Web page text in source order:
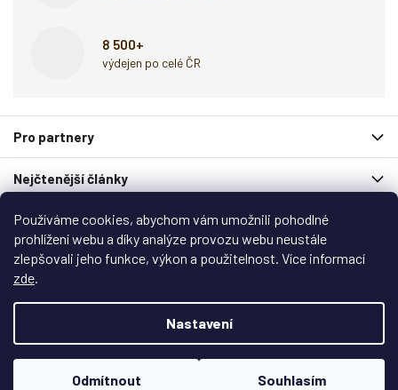
Používáme cookies, abychom vám umožnili pohodlné
prohlížení webu a díky analýze provozu webu neustále
zlepšovali jeho funkce, výkon a použitelnost. Více informací
zde.
Nastavení
Odmítnout Souhlasím
8 500+
výdejen po celé ČR
p
t
Pro partnery
Nejčtenější články
Spolupracují s námi
Zákaznický servis
Upravit nastavení cookies